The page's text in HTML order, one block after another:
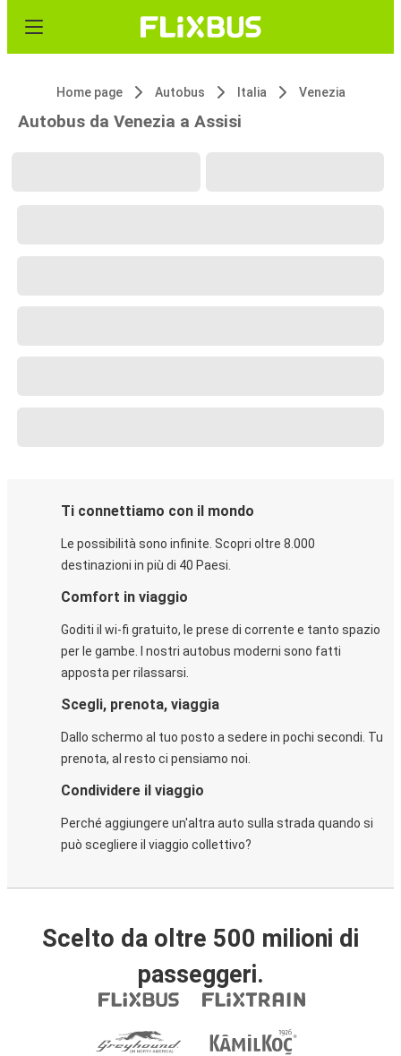
Home page Autobus Italia Venezia
Autobus da Venezia a Assisi
Ti connettiamo con il mondo
Le possibilità sono infinite. Scopri oltre 8.000
destinazioni in più di 40 Paesi.
Comfort in viaggio
Goditi il wi-fi gratuito, le prese di corrente e tanto spazio
per le gambe. I nostri autobus moderni sono fatti
apposta per rilassarsi.
Scegli, prenota, viaggia
Dallo schermo al tuo posto a sedere in pochi secondi. Tu
prenota, al resto ci pensiamo noi.
Condividere il viaggio
Perché aggiungere un'altra auto sulla strada quando si
può scegliere il viaggio collettivo?
Scelto da oltre 500 milioni di
passeggeri.